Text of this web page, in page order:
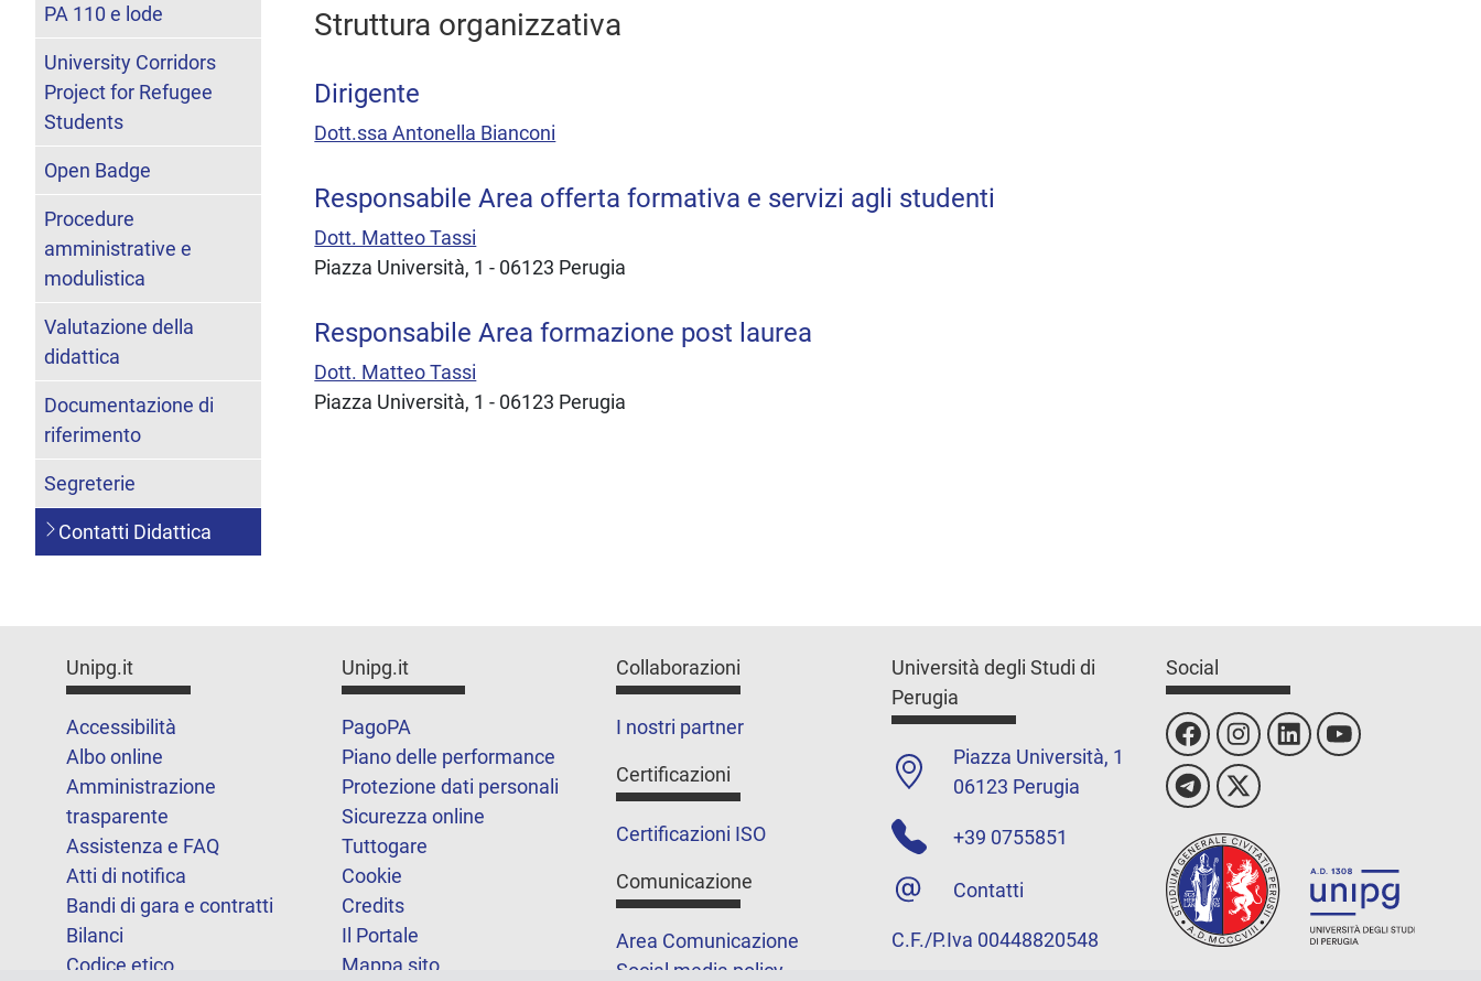
Struttura organizzativa
Dirigente
Dott.ssa Antonella Bianconi
Responsabile Area offerta formativa e servizi agli studenti
Dott. Matteo Tassi
Piazza Università, 1 - 06123 Perugia
Responsabile Area formazione post laurea
Dott. Matteo Tassi
Piazza Università, 1 - 06123 Perugia
PA 110 e lode
University Corridors
Project for Refugee
Students
Open Badge
Procedure
amministrative e
modulistica
Valutazione della
didattica
Documentazione di
riferimento
Segreterie
Contatti Didattica
Unipg.it
Accessibilità
Albo online
Amministrazione
trasparente
Assistenza e FAQ
Atti di notifica
Bandi di gara e contratti
Bilanci
Codice etico
Unipg.it
PagoPA
Piano delle performance
Protezione dati personali
Sicurezza online
Tuttogare
Cookie
Credits
Il Portale
Mappa sito
Collaborazioni
I nostri partner
Certificazioni
Certificazioni ISO
Comunicazione
Area Comunicazione
Social media policy
Università degli Studi di
Perugia
Piazza Università, 1
06123 Perugia
+39 0755851
Contatti
C.F./P.Iva 00448820548
Social